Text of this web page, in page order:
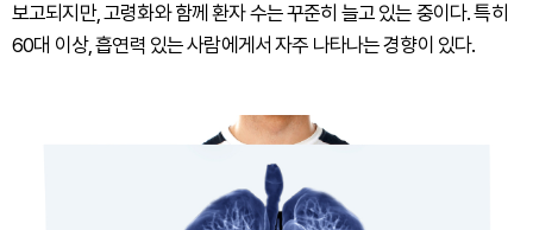
보고되지만, 고령화와 함께 환자 수는 꾸준히 늘고 있는 중이다. 특히
60대 이상, 흡연력 있는 사람에게서 자주 나타나는 경향이 있다.